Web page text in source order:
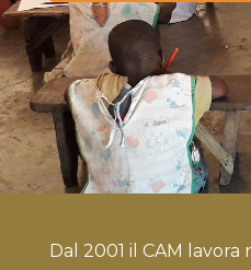
Dal 2001 il CAM lavora